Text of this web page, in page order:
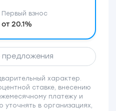
Первый взнос
от 20.1%
предложения
характер.
ставке, внесению
платежу и
в организациях,